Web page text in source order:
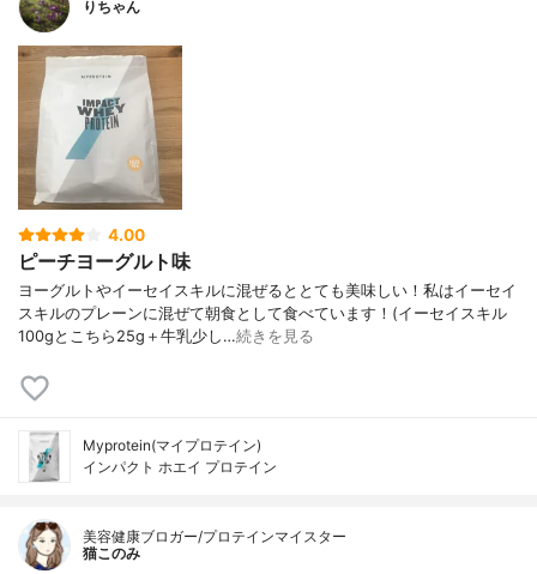
りちゃん
4.00
ピーチヨーグルト味
ヨーグルトやイーセイスキルに混ぜるととても美味しい！私はイーセイ
スキルのプレーンに混ぜて朝食として食べています！(イーセイスキル
100gとこちら25g＋牛乳少し…続きを見る
Myprotein(マイプロテイン)
インパクト ホエイ プロテイン
美容健康ブロガー/プロテインマイスター
猫このみ